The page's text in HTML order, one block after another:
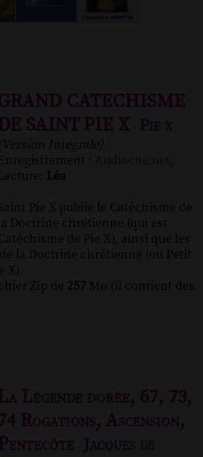
CATECHISME
SAINT PIE X -
(Version Intégrale)
:
,
Léa
Pie X publie le Catéchisme de
Doctrine chrétienne (qui est
de Pie X), ainsi que les
la Doctrine chrétienne (ou Petit
X).
Zip de 257 Mo (il contient des
Légende dorée, 67, 73,
Rogations, Ascension,
-